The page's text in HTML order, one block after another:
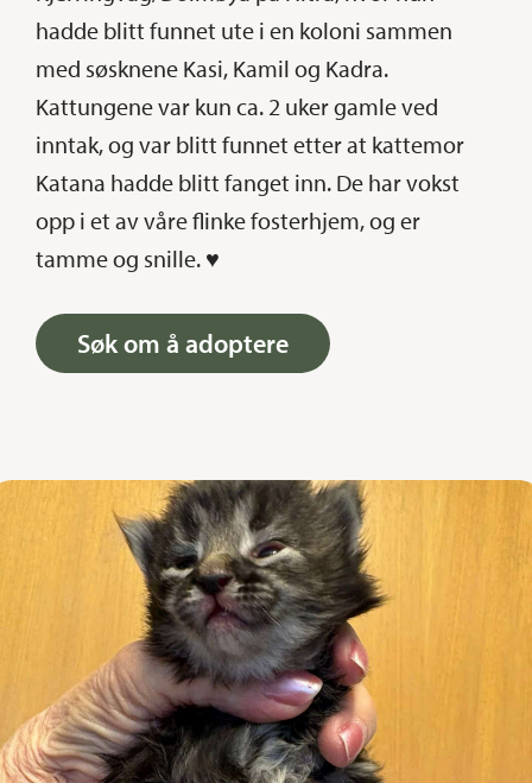
hadde blitt funnet ute i en koloni sammen
med søsknene Kasi, Kamil og Kadra.
Kattungene var kun ca. 2 uker gamle ved
inntak, og var blitt funnet etter at kattemor
Katana hadde blitt fanget inn. De har vokst
opp i et av våre flinke fosterhjem, og er
tamme og snille. ♥
Søk om å adoptere